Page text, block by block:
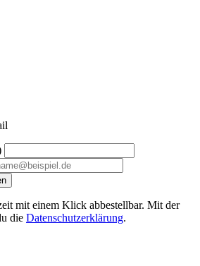
mit einem Klick abbestellbar. Mit der
die Datenschutzerklärung.